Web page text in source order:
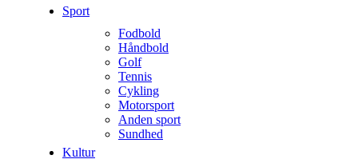
Sport
Fodbold
Håndbold
Golf
Tennis
Cykling
Motorsport
Anden sport
Sundhed
Kultur